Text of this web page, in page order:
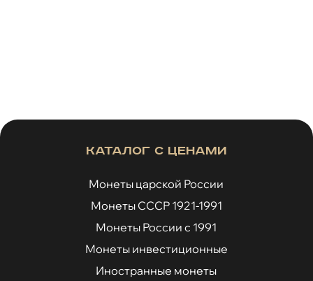
Каталог с ценами
Монеты царской России
Монеты СССР 1921-1991
Монеты России с 1991
Монеты инвестиционные
Иностранные монеты